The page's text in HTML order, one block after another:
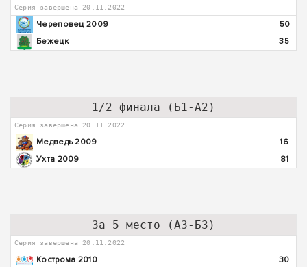
Серия завершена 20.11.2022
Череповец 2009
50
Бежецк
35
1/2 финала (Б1-А2)
Серия завершена 20.11.2022
Медведь 2009
16
Ухта 2009
81
За 5 место (А3-Б3)
Серия завершена 20.11.2022
Кострома 2010
30